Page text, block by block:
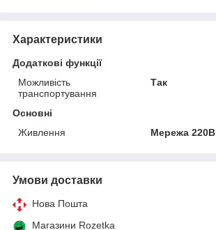
Характеристики
Додаткові функції
Можливість
транспортування
Так
Основні
Живлення
Мережа 220В
Умови доставки
Нова Пошта
Магазини Rozetka